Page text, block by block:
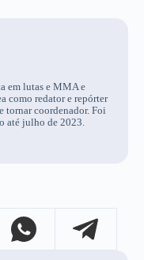
em lutas e MMA e
como redator e repórter
tornar coordenador. Foi
até julho de 2023.